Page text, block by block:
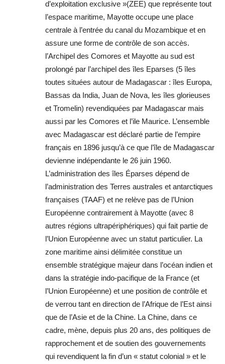
d’exploitation exclusive »(ZEE) que représente tout
l’espace maritime, Mayotte occupe une place
centrale à l’entrée du canal du Mozambique et en
assure une forme de contrôle de son accès.
l’Archipel des Comores et Mayotte au sud est
prolongé par l’archipel des îles Eparses (5 îles
toutes situées autour de Madagascar : îles Europa,
Bassas da India, Juan de Nova, les îles glorieuses
et Tromelin) revendiquées par Madagascar mais
aussi par les Comores et l’ile Maurice. L’ensemble
avec Madagascar est déclaré partie de l’empire
français en 1896 jusqu’à ce que l’île de Madagascar
devienne indépendante le 26 juin 1960.
L’administration des îles Éparses dépend de
l’administration des Terres australes et antarctiques
françaises (TAAF) et ne relève pas de l’Union
Européenne contrairement à Mayotte (avec 8
autres régions ultrapériphériques) qui fait partie de
l’Union Européenne avec un statut particulier. La
zone maritime ainsi délimitée constitue un
ensemble stratégique majeur dans l’océan indien et
dans la stratégie indo-pacifique de la France (et
l’Union Européenne) et une position de contrôle et
de verrou tant en direction de l’Afrique de l’Est ainsi
que de l’Asie et de la Chine. La Chine, dans ce
cadre, mène, depuis plus 20 ans, des politiques de
rapprochement et de soutien des gouvernements
qui revendiquent la fin d’un « statut colonial » et le